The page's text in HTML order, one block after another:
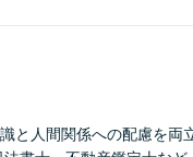
と人間関係への配慮を両